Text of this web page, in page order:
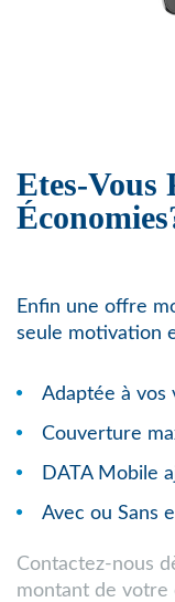
Etes-Vous
Enfin une offre
seule motivation
Adaptée à vos
Couverture
DATA Mobile
Avec ou Sans
Contactez-nous
montant de votre